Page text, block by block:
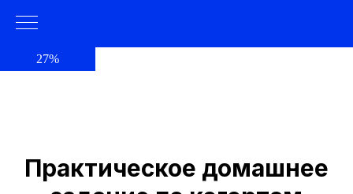
27%
Практическое домашнее